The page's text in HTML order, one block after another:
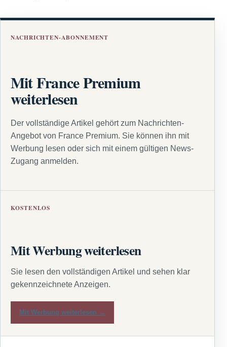
NACHRICHTEN-ABONNEMENT
Mit France Premium
weiterlesen
Der vollständige Artikel gehört zum Nachrichten-
Angebot von France Premium. Sie können ihn mit
Werbung lesen oder sich mit einem gültigen News-
Zugang anmelden.
KOSTENLOS
Mit Werbung weiterlesen
Sie lesen den vollständigen Artikel und sehen klar
gekennzeichnete Anzeigen.
Mit Werbung weiterlesen →